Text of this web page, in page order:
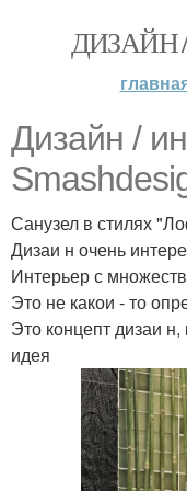
ДИЗАЙН
Дизайн /
Санузел в стилях
Дизаи н очень
Интерьер с
Это не какои - то
Это концепт дизаи
идея